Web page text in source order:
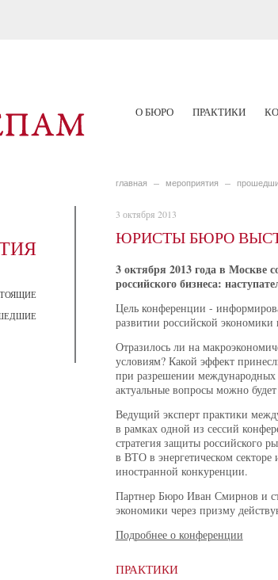
О БЮРО ПРАКТИКИ
главная мероприятия
3 октября 2013
ЮРИСТЫ БЮРО
3 октября 2013 года в Москве
российского бизнеса:
Цель конференции -
развитии российской
Отразилось ли на
условиям? Какой эффект
при разрешении международных
актуальные вопросы можно
Ведущий эксперт практики
в рамках одной из сессий
стратегия защиты российского
в ВТО в энергетическом
иностранной конкуренции.
Партнер Бюро Иван Смирнов и
экономики через призму
Подробнее о конференции
ПРАКТИКИ